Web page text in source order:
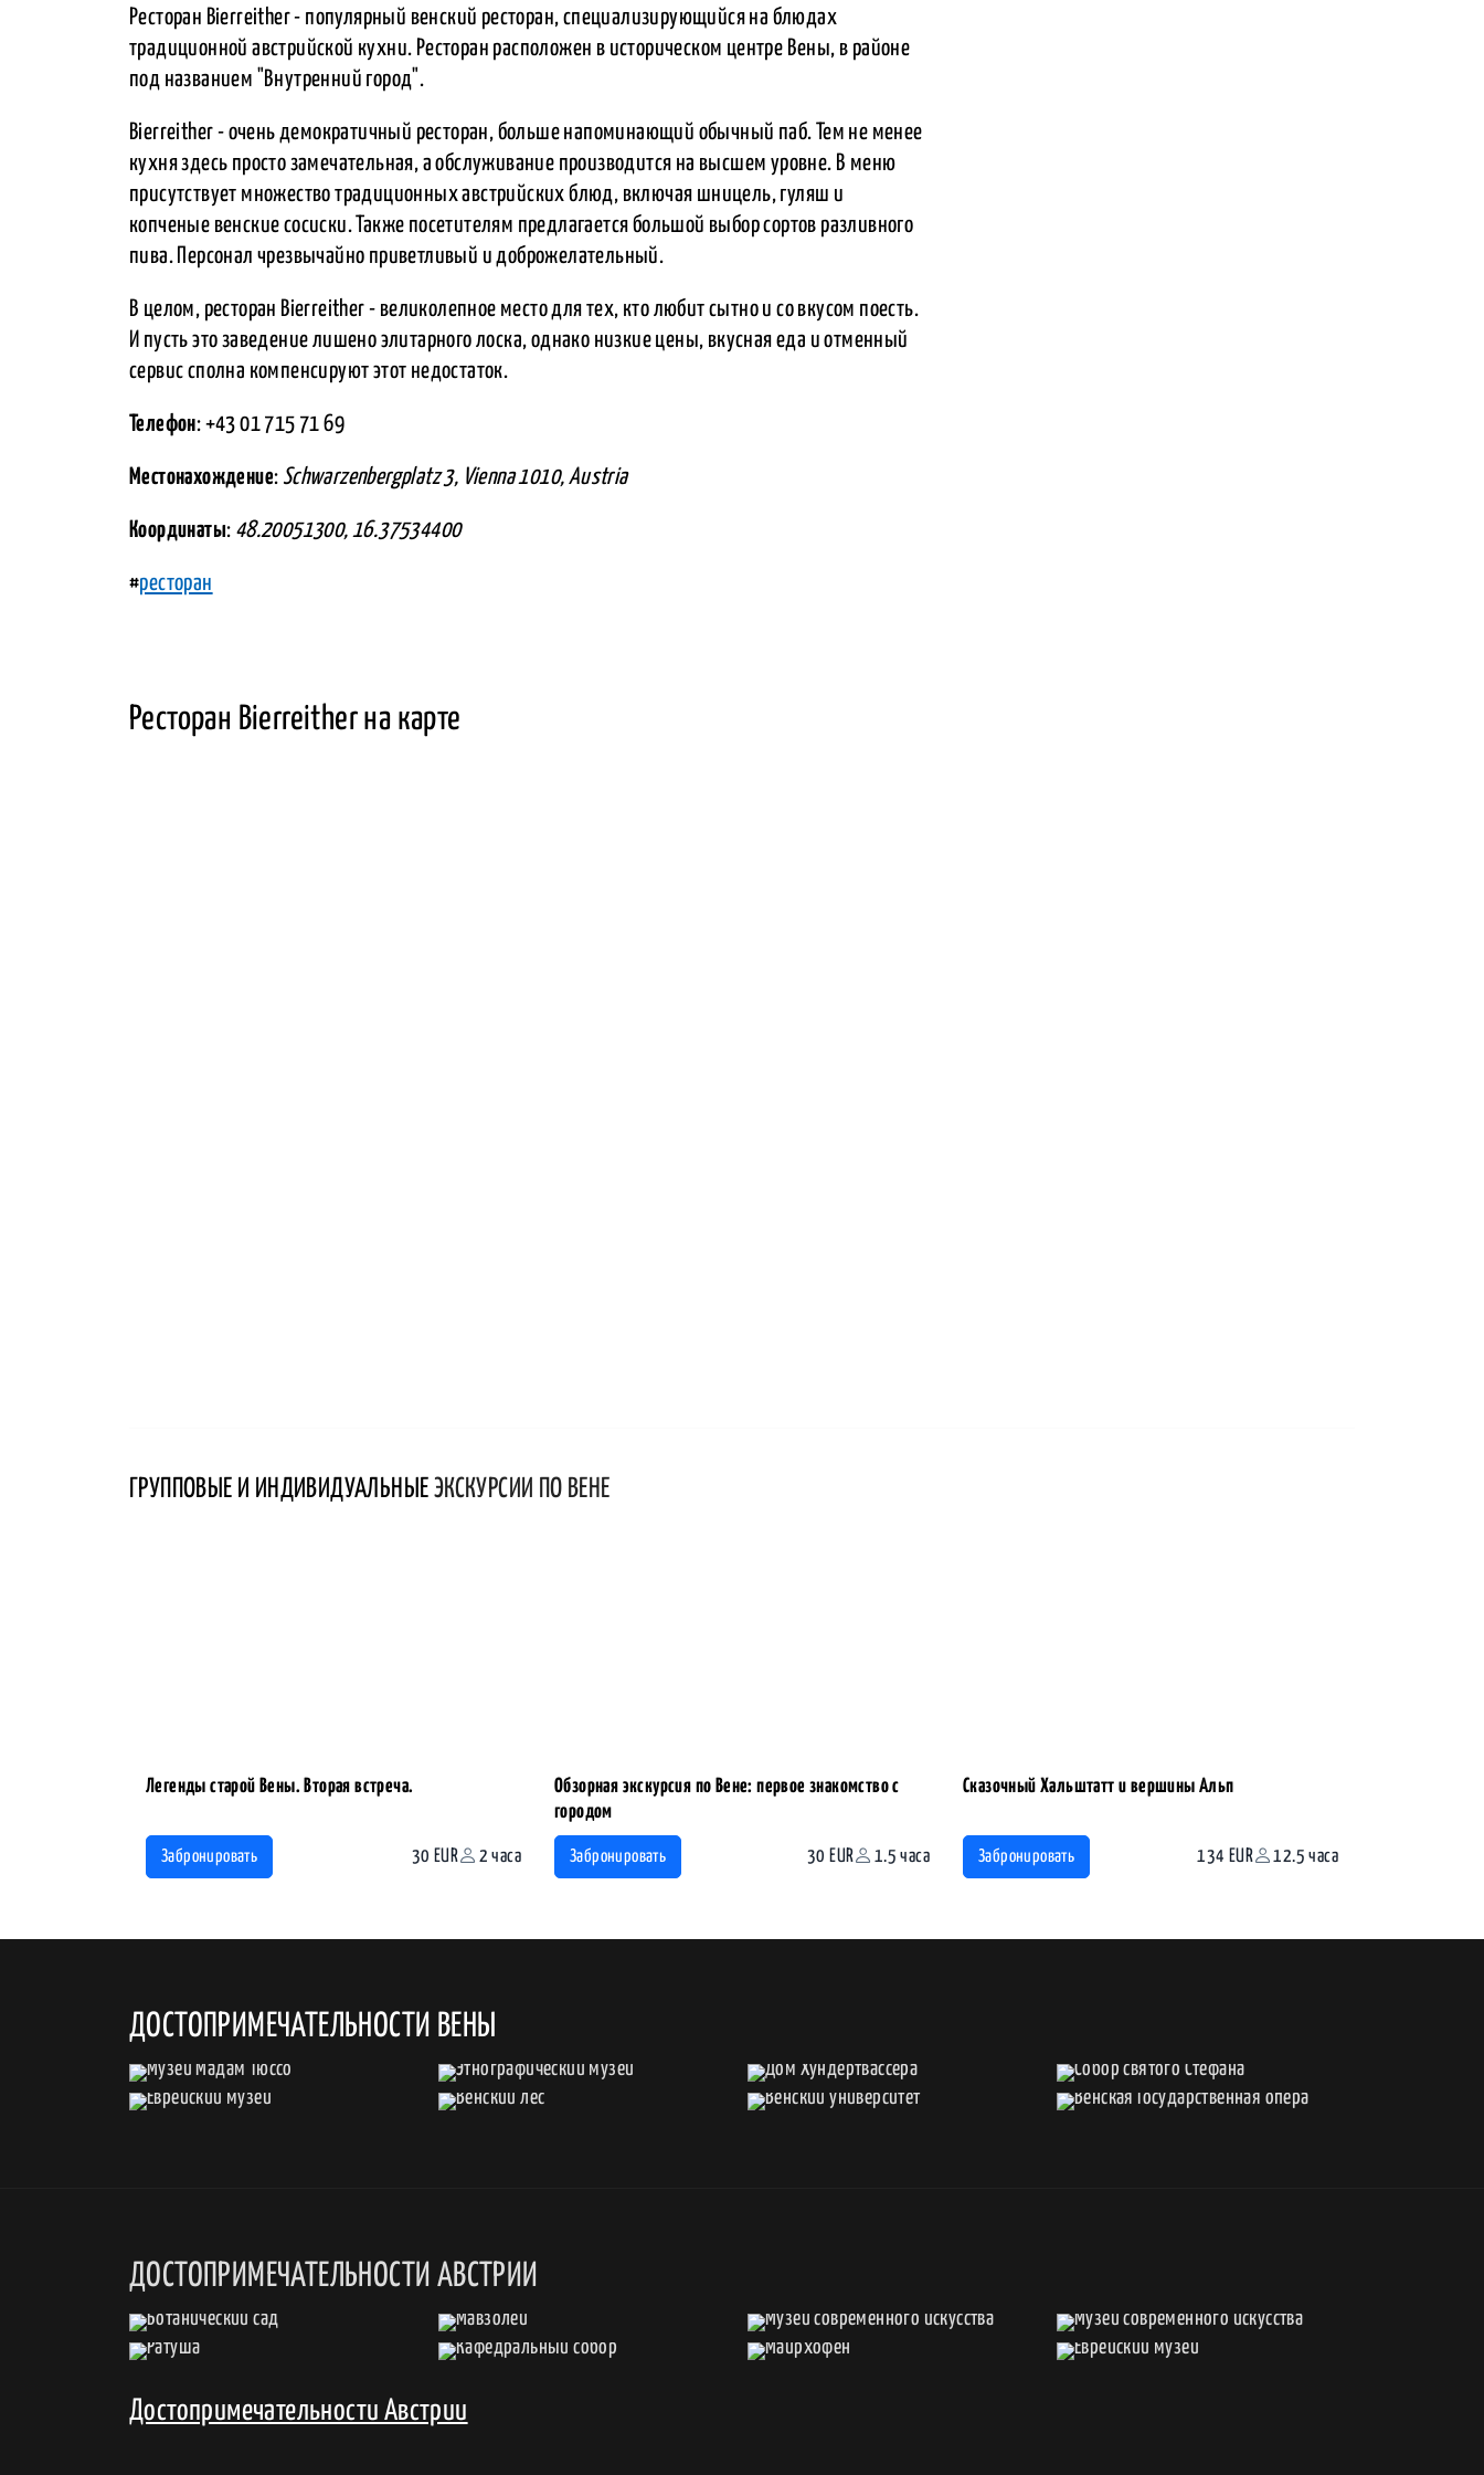
Ресторан Bierreither - популярный венский ресторан, специализирующийся на блюдах
традиционной австрийской кухни. Ресторан расположен в историческом центре Вены, в районе
под названием "Внутренний город".
Bierreither - очень демократичный ресторан, больше напоминающий обычный паб. Тем не менее
кухня здесь просто замечательная, а обслуживание производится на высшем уровне. В меню
присутствует множество традиционных австрийских блюд, включая шницель, гуляш и
копченые венские сосиски. Также посетителям предлагается большой выбор сортов разливного
пива. Персонал чрезвычайно приветливый и доброжелательный.
В целом, ресторан Bierreither - великолепное место для тех, кто любит сытно и со вкусом поесть.
И пусть это заведение лишено элитарного лоска, однако низкие цены, вкусная еда и отменный
сервис сполна компенсируют этот недостаток.
Телефон: +43 01 715 71 69
Местонахождение: Schwarzenbergplatz 3, Vienna 1010, Austria
Координаты: 48.20051300, 16.37534400
#ресторан
Ресторан Bierreither на карте
ГРУППОВЫЕ И ИНДИВИДУАЛЬНЫЕ ЭКСКУРСИИ ПО ВЕНЕ
Легенды старой Вены. Вторая встреча.
Забронировать 30 EUR 2 часа
Обзорная экскурсия по Вене: первое знакомство с
городом
Забронировать 30 EUR 1.5 часа
Сказочный Хальштатт и вершины Альп
Забронировать 134 EUR 12.5 часа
ДОСТОПРИМЕЧАТЕЛЬНОСТИ ВЕНЫ
ДОСТОПРИМЕЧАТЕЛЬНОСТИ АВСТРИИ
Достопримечательности Австрии